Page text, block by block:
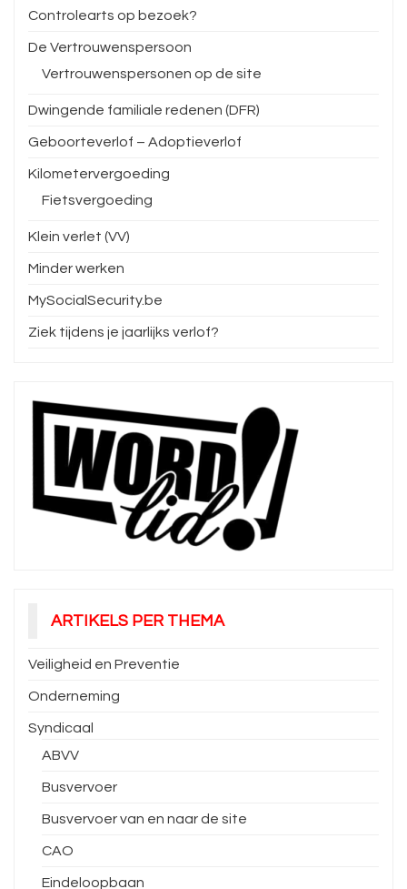
Controlearts op bezoek?
De Vertrouwenspersoon
Vertrouwenspersonen op de site
Dwingende familiale redenen (DFR)
Geboorteverlof – Adoptieverlof
Kilometervergoeding
Fietsvergoeding
Klein verlet (VV)
Minder werken
MySocialSecurity.be
Ziek tijdens je jaarlijks verlof?
ARTIKELS PER THEMA
Veiligheid en Preventie
Onderneming
Syndicaal
ABVV
Busvervoer
Busvervoer van en naar de site
CAO
Eindeloopbaan